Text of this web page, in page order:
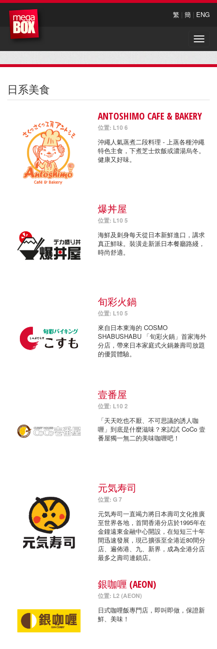
繁 | 簡 | ENG
Toggle
日系美食
ANTOSHIMO CAFE & BAKERY
位置: L10 6
沖繩人氣蒸煮二段料理 - 上蒸各種沖繩
特色主食，下煮芝士炊飯或濃湯烏冬。
健康又好味。
爆丼屋
位置: L10 5
海鮮及刺身每天從日本新鮮進口，講求
真正鮮味。裝潢走新派日本餐廳路綫，
時尚舒適。
旬彩火鍋
位置: L10 5
來自日本東海的 COSMO
SHABUSHABU 「旬彩火鍋」首家海外
分店，帶來日本家庭式火鍋兼壽司放題
的優質體驗。
壹番屋
位置: L10 2
「天天吃也不厭、不可思議的誘人咖
喱」到底是什麼滋味？來試試 CoCo 壹
番屋獨一無二的美味咖喱吧！
元気寿司
位置: G 7
元気寿司一直竭力將日本壽司文化推廣
至世界各地，首間香港分店於1995年在
金鐘遠東金融中心開設，在短短三十年
間迅速發展，現己擴張至全港近80間分
店、遍佈港、九、新界，成為全港分店
最多之壽司連鎖店。
銀咖喱 (AEON)
位置: L2 (AEON)
日式咖哩飯專門店，即叫即做，保證新
鮮、美味！